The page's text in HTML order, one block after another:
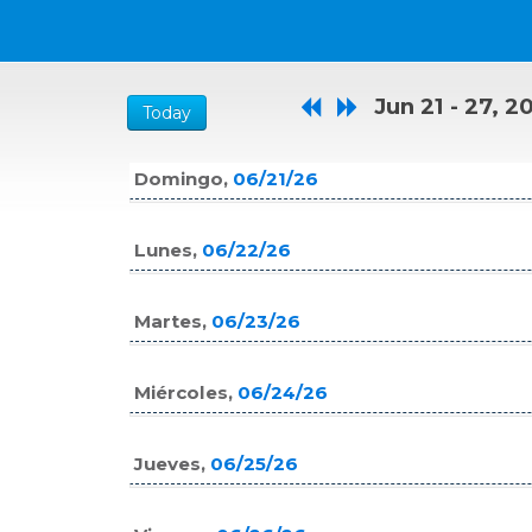
Today Jun 21 - 27,
Domingo, 06/21/26
Lunes, 06/22/26
Martes, 06/23/26
Miércoles, 06/24/26
Jueves, 06/25/26